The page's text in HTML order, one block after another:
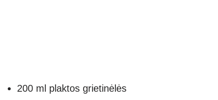
200 ml plaktos grietinėlės